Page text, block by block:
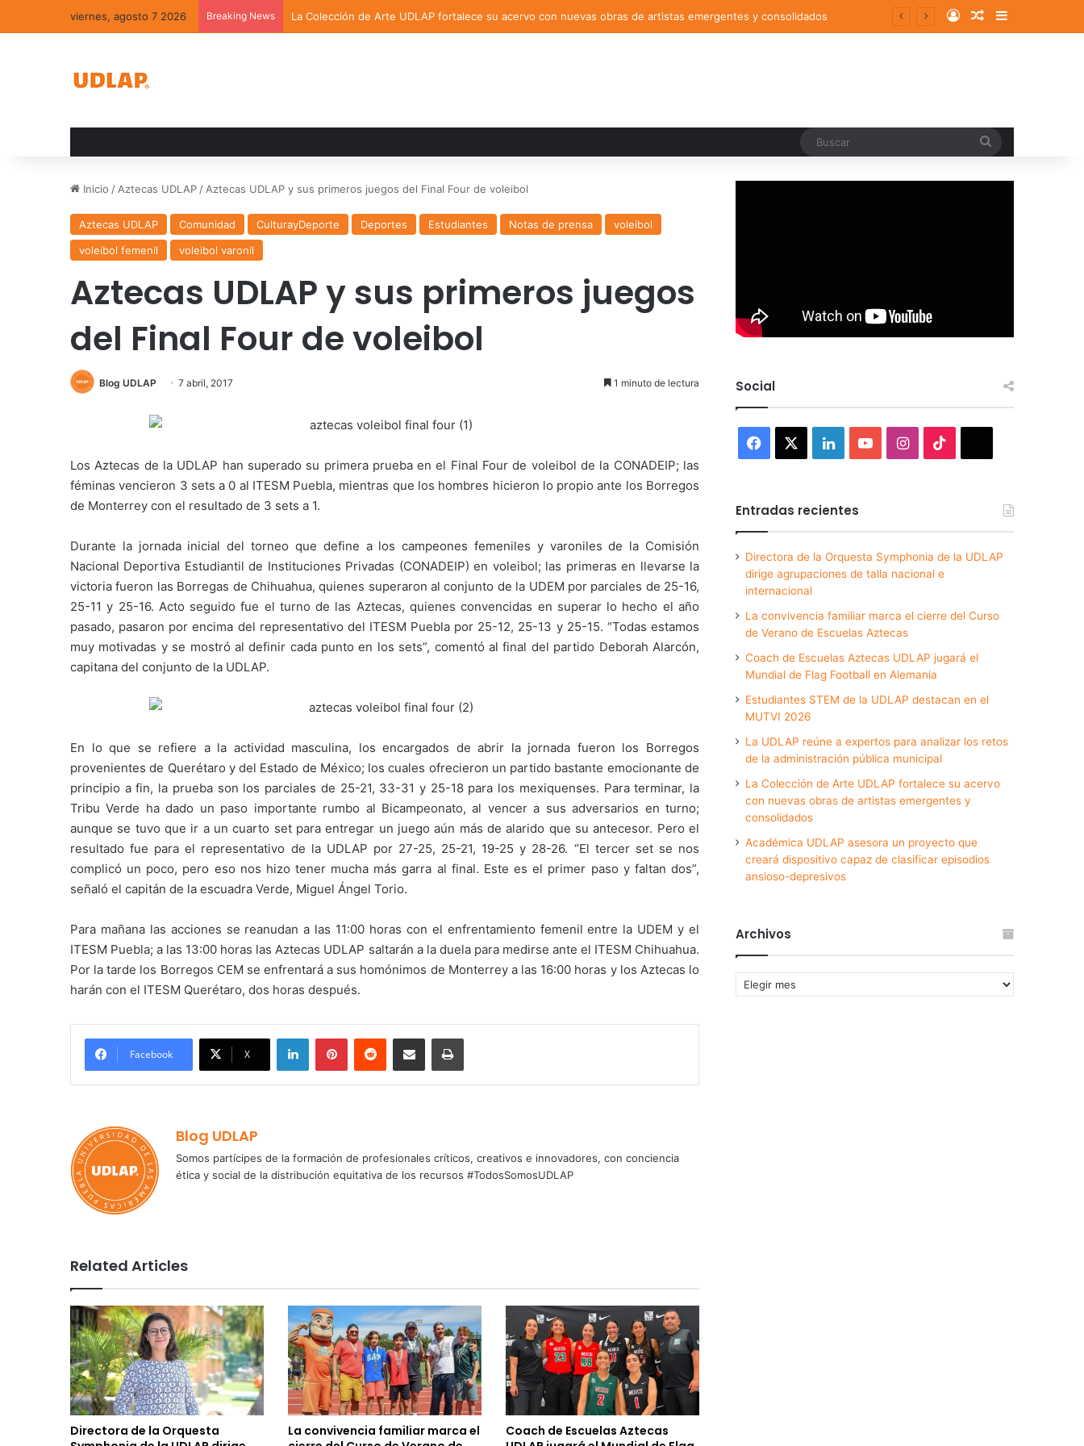
viernes, agosto 7 2026 Breaking News La Colección de Arte UDLAP fortalece su acervo con nuevas obras de artistas emergentes y consolidados Log InRandom Article
Sidebar
Inicio / Aztecas UDLAP / Aztecas UDLAP y sus primeros juegos del Final Four de voleibol
Aztecas UDLAP Comunidad CulturayDeporte Deportes Estudiantes Notas de prensa
voleibol
voleibol femenil
voleibol varonil
Aztecas UDLAP y sus primeros juegos
del Final Four de voleibol
Blog UDLAP 7 abril, 2017 1 minuto de lectura
Los Aztecas de la UDLAP han superado su primera prueba en el Final Four de voleibol de la CONADEIP; las
féminas vencieron 3 sets a 0 al ITESM Puebla, mientras que los hombres hicieron lo propio ante los Borregos
de Monterrey con el resultado de 3 sets a 1.
Durante la jornada inicial del torneo que define a los campeones femeniles y varoniles de la Comisión
Nacional Deportiva Estudiantil de Instituciones Privadas (CONADEIP) en voleibol; las primeras en llevarse la
victoria fueron las Borregas de Chihuahua, quienes superaron al conjunto de la UDEM por parciales de 25-16,
25-11 y 25-16. Acto seguido fue el turno de las Aztecas, quienes convencidas en superar lo hecho el año
pasado, pasaron por encima del representativo del ITESM Puebla por 25-12, 25-13 y 25-15. “Todas estamos
muy motivadas y se mostró al definir cada punto en los sets”, comentó al final del partido Deborah Alarcón,
capitana del conjunto de la UDLAP.
En lo que se refiere a la actividad masculina, los encargados de abrir la jornada fueron los Borregos
provenientes de Querétaro y del Estado de México; los cuales ofrecieron un partido bastante emocionante de
principio a fin, la prueba son los parciales de 25-21, 33-31 y 25-18 para los mexiquenses. Para terminar, la
Tribu Verde ha dado un paso importante rumbo al Bicampeonato, al vencer a sus adversarios en turno;
aunque se tuvo que ir a un cuarto set para entregar un juego aún más de alarido que su antecesor. Pero el
resultado fue para el representativo de la UDLAP por 27-25, 25-21, 19-25 y 28-26. “El tercer set se nos
complicó un poco, pero eso nos hizo tener mucha más garra al final. Este es el primer paso y faltan dos”,
señaló el capitán de la escuadra Verde, Miguel Ángel Torio.
Para mañana las acciones se reanudan a las 11:00 horas con el enfrentamiento femenil entre la UDEM y el
ITESM Puebla; a las 13:00 horas las Aztecas UDLAP saltarán a la duela para medirse ante el ITESM Chihuahua.
Por la tarde los Borregos CEM se enfrentará a sus homónimos de Monterrey a las 16:00 horas y los Aztecas lo
harán con el ITESM Querétaro, dos horas después.
Facebook X
LinkedInPinterestReddit Share via Email Print
Blog UDLAP
Somos partícipes de la formación de profesionales críticos, creativos e innovadores, con conciencia
ética y social de la distribución equitativa de los recursos #TodosSomosUDLAP
Related Articles
Directora de la Orquesta
La convivencia familiar marca el
Coach de Escuelas Aztecas
Social
Facebook LinkedInYouTubeInstagram
Entradas recientes
Directora de la Orquesta Symphonia de la UDLAP
dirige agrupaciones de talla nacional e
internacional
La convivencia familiar marca el cierre del Curso
de Verano de Escuelas Aztecas
Coach de Escuelas Aztecas UDLAP jugará el
Mundial de Flag Football en Alemania
Estudiantes STEM de la UDLAP destacan en el
MUTVI 2026
La UDLAP reúne a expertos para analizar los retos
de la administración pública municipal
La Colección de Arte UDLAP fortalece su acervo
con nuevas obras de artistas emergentes y
consolidados
Académica UDLAP asesora un proyecto que
creará dispositivo capaz de clasificar episodios
ansioso-depresivos
Archivos
Archivos